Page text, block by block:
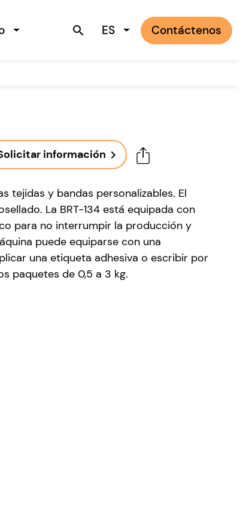
search ES Contáctenos
información navigate_next
tejidas y bandas personalizables. El
La BRT-134 está equipada con
para no interrumpir la producción y
puede equiparse con una
una etiqueta adhesiva o escribir por
paquetes de 0,5 a 3 kg.